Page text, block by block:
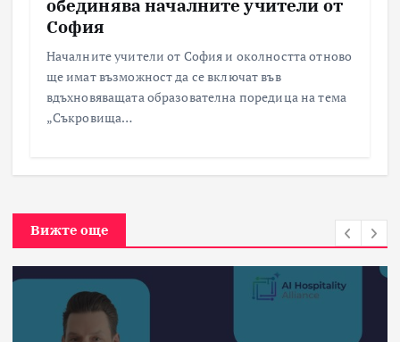
обединява началните учители от
София
Началните учители от София и околността отново
ще имат възможност да се включат във
вдъхновяващата образователна поредица на тема
„Съкровища…
Вижте още